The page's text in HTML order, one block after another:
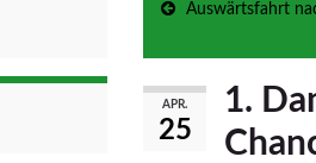
Auswärtsfahrt
APR.
25
1.